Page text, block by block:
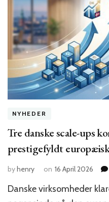
NYHEDER
Tre danske scale-ups
prestigefyldt
by henry on 16 April 2026
Danske virksomheder